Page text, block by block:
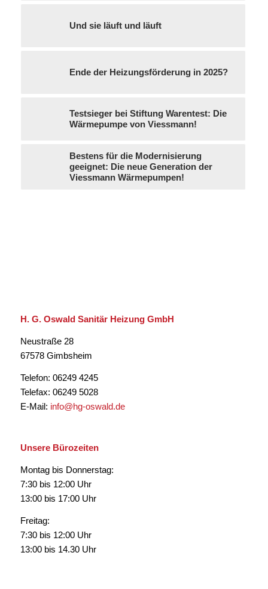
Und sie läuft und läuft
Ende der Heizungsförderung in 2025?
Testsieger bei Stiftung Warentest: Die
Wärmepumpe von Viessmann!
Bestens für die Modernisierung
geeignet: Die neue Generation der
Viessmann Wärmepumpen!
H. G. Oswald Sanitär Heizung GmbH
Neustraße 28
67578 Gimbsheim
Telefon: 06249 4245
Telefax: 06249 5028
E-Mail: info@hg-oswald.de
Unsere Bürozeiten
Montag bis Donnerstag:
7:30 bis 12:00 Uhr
13:00 bis 17:00 Uhr
Freitag:
7:30 bis 12:00 Uhr
13:00 bis 14.30 Uhr